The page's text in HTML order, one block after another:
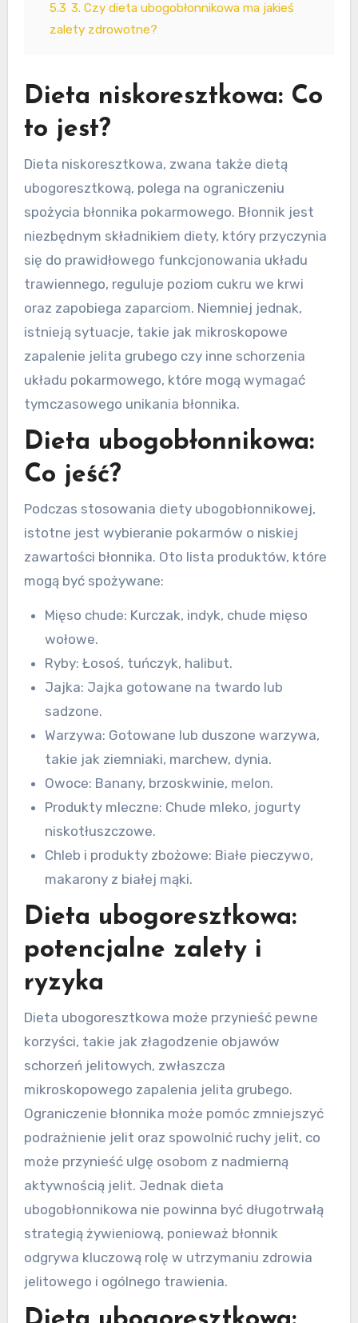
5.3 3. Czy dieta ubogobłonnikowa ma jakieś
zalety zdrowotne?
Dieta niskoresztkowa: Co
to jest?
Dieta niskoresztkowa, zwana także dietą
ubogoresztkową, polega na ograniczeniu
spożycia błonnika pokarmowego. Błonnik jest
niezbędnym składnikiem diety, który przyczynia
się do prawidłowego funkcjonowania układu
trawiennego, reguluje poziom cukru we krwi
oraz zapobiega zaparciom. Niemniej jednak,
istnieją sytuacje, takie jak mikroskopowe
zapalenie jelita grubego czy inne schorzenia
układu pokarmowego, które mogą wymagać
tymczasowego unikania błonnika.
Dieta ubogobłonnikowa:
Co jeść?
Podczas stosowania diety ubogobłonnikowej,
istotne jest wybieranie pokarmów o niskiej
zawartości błonnika. Oto lista produktów, które
mogą być spożywane:
Mięso chude: Kurczak, indyk, chude mięso
wołowe.
Ryby: Łosoś, tuńczyk, halibut.
Jajka: Jajka gotowane na twardo lub
sadzone.
Warzywa: Gotowane lub duszone warzywa,
takie jak ziemniaki, marchew, dynia.
Owoce: Banany, brzoskwinie, melon.
Produkty mleczne: Chude mleko, jogurty
niskotłuszczowe.
Chleb i produkty zbożowe: Białe pieczywo,
makarony z białej mąki.
Dieta ubogoresztkowa:
potencjalne zalety i
ryzyka
Dieta ubogoresztkowa może przynieść pewne
korzyści, takie jak złagodzenie objawów
schorzeń jelitowych, zwłaszcza
mikroskopowego zapalenia jelita grubego.
Ograniczenie błonnika może pomóc zmniejszyć
podrażnienie jelit oraz spowolnić ruchy jelit, co
może przynieść ulgę osobom z nadmierną
aktywnością jelit. Jednak dieta
ubogobłonnikowa nie powinna być długotrwałą
strategią żywieniową, ponieważ błonnik
odgrywa kluczową rolę w utrzymaniu zdrowia
jelitowego i ogólnego trawienia.